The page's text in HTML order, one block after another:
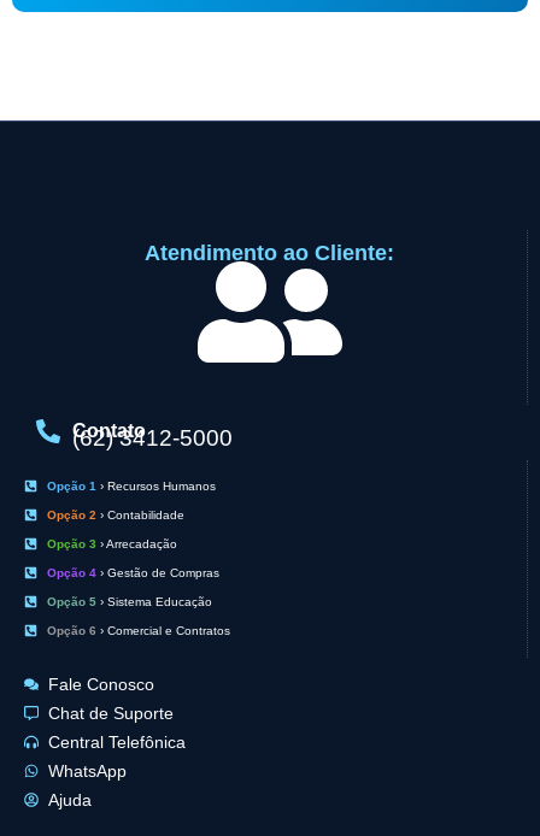
Atendimento ao Cliente:
Contato
(62) 3412-5000
Opção 1 › Recursos Humanos
Opção 2 › Contabilidade
Opção 3 › Arrecadação
Opção 4› Gestão de Compras
Opção 5› Sistema Educação
Opção 6 › Comercial e Contratos
Fale Conosco
Chat de Suporte
Central Telefônica
WhatsApp
Ajuda